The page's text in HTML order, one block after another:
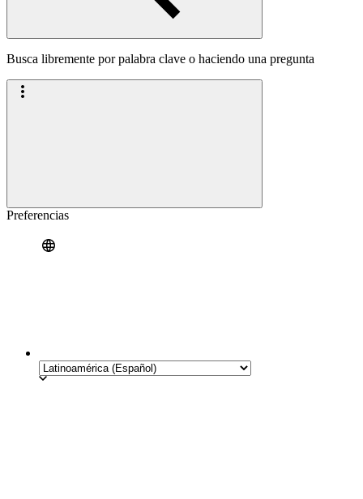
Busca libremente por palabra clave o haciendo una pregunta
Preferencias